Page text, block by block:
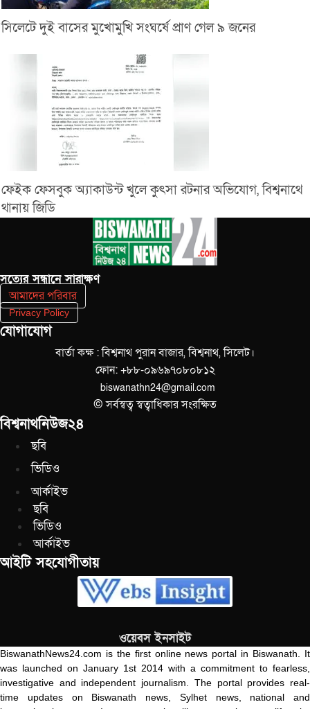
সিলেটে দুই বাসের মুখোমুখি সংঘর্ষে প্রাণ গেল ৯ জনের
ফেইক ফেসবুক অ্যাকাউন্ট খুলে কুৎসা রটনার অভিযোগ, বিশ্বনাথে
থানায় জিডি
সত‌্যের সন্ধানে সারাক্ষণ
আমাদের পরিবার
Privacy Policy
যোগাযোগ
বার্তা কক্ষ : বিশ্বনাথ পুরান বাজার, বিশ্বনাথ, সিলেট।
ফোন: +৮৮-০৯৬৯৭০৮০৮১২
biswanathn24@gmail.com
© সর্বস্বত্ব স্বত্বাধিকার সংরক্ষিত
বিশ্বনাথনিউজ২৪
ছবি
ভিডিও
আর্কাইভ
ছবি
ভিডিও
আর্কাইভ
আইটি সহযোগীতায়
ওয়েবস ইনসাইট
BiswanathNews24.com is the first online news portal in Biswanath. It
was launched on January 1st 2014 with a commitment to fearless,
investigative and independent journalism. The portal provides real-
time updates on Biswanath news, Sylhet news, national and